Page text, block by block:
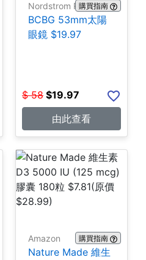
Nordstrom Rack購買指南
BCBG 53mm太陽
眼鏡 $19.97
$ 58 $19.97
由此查看
Amazon 購買指南
Nature Made 維生